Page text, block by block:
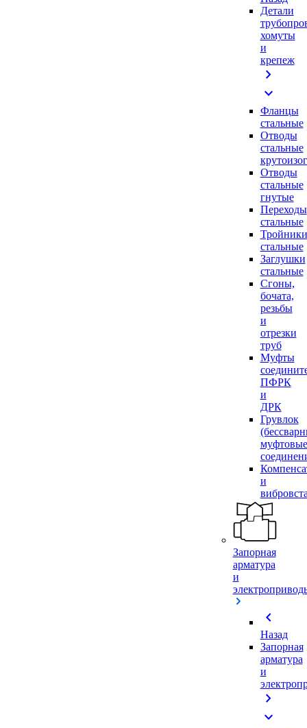
Детали
хомуты
и
крепеж
chevron_right
expand_more
Фланцы
стальные
Отводы
стальные
Отводы
стальные
гнутые
Переходы
стальные
Тройники
стальные
Заглушки
стальные
Сгоны,
бочата,
резьбы
и
отрезки
труб
Муфты
ПФРК
и
ДРК
Грувлок
муфтовые
и
Запорная
арматура
и
chevron_left
Назад
Запорная
арматура
и
chevron_right
expand_more